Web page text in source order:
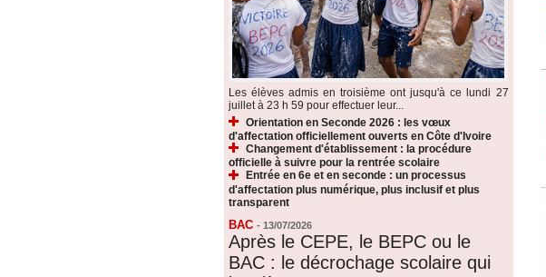
Les élèves admis en troisième ont jusqu'à ce lundi 27
juillet à 23 h 59 pour effectuer leur...
Orientation en Seconde 2026 : les vœux
d'affectation officiellement ouverts en Côte d'Ivoire
Changement d'établissement : la procédure
officielle à suivre pour la rentrée scolaire
Entrée en 6e et en seconde : un processus
d'affectation plus numérique, plus inclusif et plus
transparent
BAC - 13/07/2026
Après le CEPE, le BEPC ou le
BAC : le décrochage scolaire qui